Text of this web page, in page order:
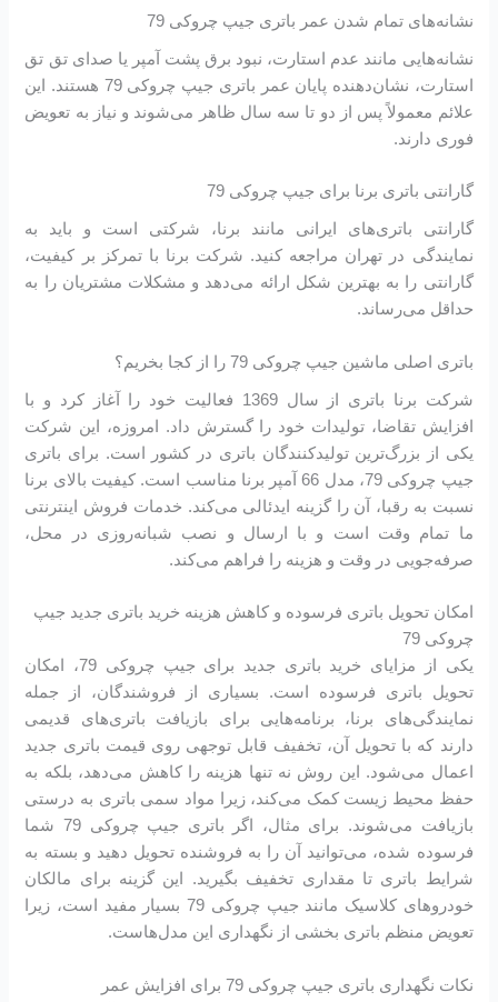
نشانه‌های تمام شدن عمر باتری جیپ چروکی 79
نشانه‌هایی مانند عدم استارت، نبود برق پشت آمپر یا صدای تق تق
استارت، نشان‌دهنده پایان عمر باتری جیپ چروکی 79 هستند. این
علائم معمولاً پس از دو تا سه سال ظاهر می‌شوند و نیاز به تعویض
فوری دارند.
گارانتی باتری برنا برای جیپ چروکی 79
گارانتی باتری‌های ایرانی مانند برنا، شرکتی است و باید به
نمایندگی در تهران مراجعه کنید. شرکت برنا با تمرکز بر کیفیت،
گارانتی را به بهترین شکل ارائه می‌دهد و مشکلات مشتریان را به
حداقل می‌رساند.
باتری اصلی ماشین جیپ چروکی 79 را از کجا بخریم؟
شرکت برنا باتری از سال 1369 فعالیت خود را آغاز کرد و با
افزایش تقاضا، تولیدات خود را گسترش داد. امروزه، این شرکت
یکی از بزرگ‌ترین تولیدکنندگان باتری در کشور است. برای باتری
جیپ چروکی 79، مدل 66 آمپر برنا مناسب است. کیفیت بالای برنا
نسبت به رقبا، آن را گزینه ایدئالی می‌کند. خدمات فروش اینترنتی
ما تمام وقت است و با ارسال و نصب شبانه‌روزی در محل،
صرفه‌جویی در وقت و هزینه را فراهم می‌کند.
امکان تحویل باتری فرسوده و کاهش هزینه خرید باتری جدید جیپ
چروکی 79
یکی از مزایای خرید باتری جدید برای جیپ چروکی 79، امکان
تحویل باتری فرسوده است. بسیاری از فروشندگان، از جمله
نمایندگی‌های برنا، برنامه‌هایی برای بازیافت باتری‌های قدیمی
دارند که با تحویل آن، تخفیف قابل توجهی روی قیمت باتری جدید
اعمال می‌شود. این روش نه تنها هزینه را کاهش می‌دهد، بلکه به
حفظ محیط زیست کمک می‌کند، زیرا مواد سمی باتری به درستی
بازیافت می‌شوند. برای مثال، اگر باتری جیپ چروکی 79 شما
فرسوده شده، می‌توانید آن را به فروشنده تحویل دهید و بسته به
شرایط باتری تا مقداری تخفیف بگیرید. این گزینه برای مالکان
خودروهای کلاسیک مانند جیپ چروکی 79 بسیار مفید است، زیرا
تعویض منظم باتری بخشی از نگهداری این مدل‌هاست.
نکات نگهداری باتری جیپ چروکی 79 برای افزایش عمر